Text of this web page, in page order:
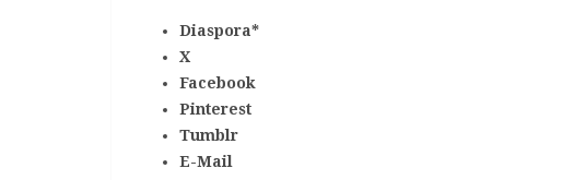
Diaspora*
X
Facebook
Pinterest
Tumblr
E-Mail